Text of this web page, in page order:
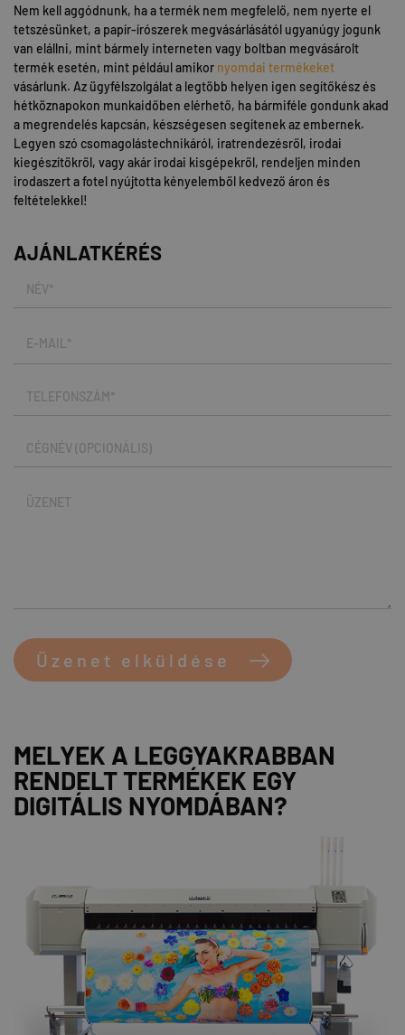
MELYEK A LEGGYAKRABBAN
RENDELT TERMÉKEK EGY
DIGITÁLIS NYOMDÁBAN?
Nem kell aggódnunk, ha a termék nem megfelelő, nem nyerte el
tetszésünket, a papír-írószerek megvásárlásától ugyanúgy jogunk
van elállni, mint bármely interneten vagy boltban megvásárolt
termék esetén, mint például amikor nyomdai termékeket
vásárlunk. Az ügyfélszolgálat a legtöbb helyen igen segítőkész és
hétköznapokon munkaidőben elérhető, ha bármiféle gondunk akad
a megrendelés kapcsán, készségesen segítenek az embernek.
Legyen szó csomagolástechnikáról, iratrendezésről, irodai
kiegészítőkről, vagy akár irodai kisgépekről, rendeljen minden
irodaszert a fotel nyújtotta kényelemből kedvező áron és
feltételekkel!
AJÁNLATKÉRÉS
Üzenet elküldése